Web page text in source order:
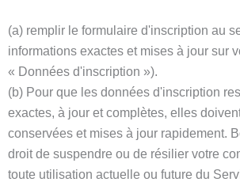
(a) remplir le formulaire d'inscription au
informations exactes et mises à jour sur
« Données d'inscription »).
(b) Pour que les données d'inscription
exactes, à jour et complètes, elles
conservées et mises à jour rapidement.
droit de suspendre ou de résilier votre
toute utilisation actuelle ou future du